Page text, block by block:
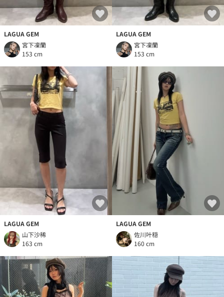
LAGUA GEM
宮下凜蘭
153 cm
LAGUA GEM
宮下凜蘭
153 cm
LAGUA GEM
山下沙稀
163 cm
LAGUA GEM
佐川叶穏
160 cm